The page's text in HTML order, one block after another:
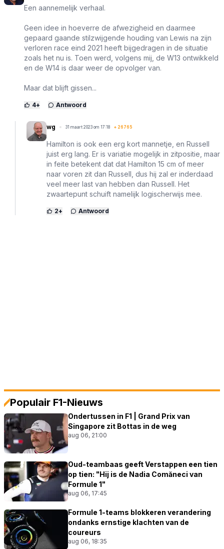
Een aannemelijk verhaal.
Geen idee in hoeverre de afwezigheid en daarmee
gepaard gaande stilzwijgende houding van Lewis na zijn
verloren race eind 2021 heeft bijgedragen in de situatie
zoals het nu is. Toen werd, volgens mij, de W13 ontwikkeld
en de W14 is daar weer de opvolger van.
Maar dat blijft gissen...
4+ Antwoord
wg 31 maart 2023 om 17:18 + 26765
Hamilton is ook een erg kort mannetje, en Russell
juist erg lang. Er is variatie mogelijk in zitpositie, maar
in feite betekent dat dat Hamilton 15 cm of meer
naar voren zit dan Russell, dus hij zal er inderdaad
veel meer last van hebben dan Russell. Het
zwaartepunt schuift namelijk logischerwijs mee.
2+ Antwoord
Populair F1-Nieuws
Ondertussen in F1 | Grand Prix van
Singapore zit Bottas in de weg
aug 06, 21:00
Oud-teambaas geeft Verstappen een tien
op tien: "Hij is de Nadia Comăneci van
Formule 1"
aug 06, 17:45
Formule 1-teams blokkeren verandering
ondanks ernstige klachten van de
coureurs
aug 06, 18:35